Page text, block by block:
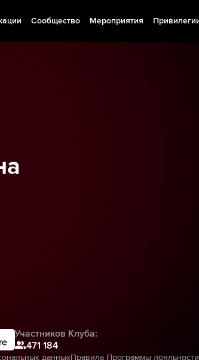
Сообщество Мероприятия
Участников Клуба:
471 184
данныхПравила Программы лояльности